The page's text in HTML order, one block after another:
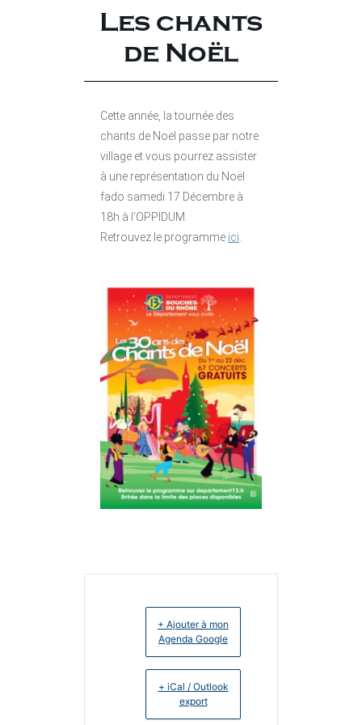
Les chants
de Noël
Cette année, la tournée des
chants de Noël passe par notre
village et vous pourrez assister
à une représentation du Noël
fado samedi 17 Décembre à
18h à l’OPPIDUM.
Retrouvez le programme ici
+ Ajouter à mon
Agenda Google
+ iCal / Outlook
export